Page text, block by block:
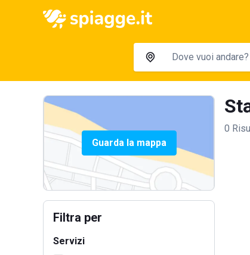
Guarda la mappa
Filtra per
Servizi
0